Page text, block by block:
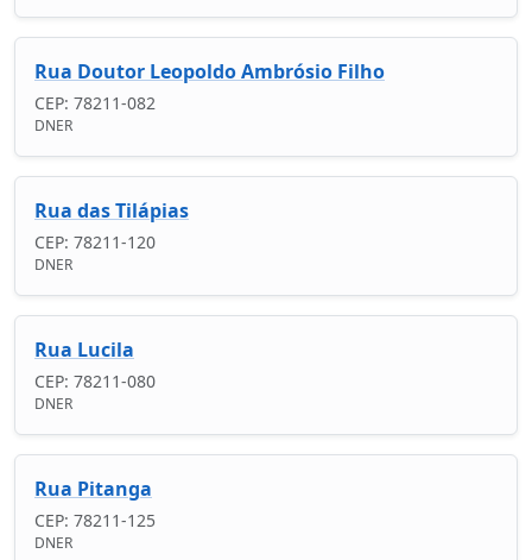
Rua Doutor Leopoldo Ambrósio Filho
CEP: 78211-082
DNER
Rua das Tilápias
CEP: 78211-120
DNER
Rua Lucila
CEP: 78211-080
DNER
Rua Pitanga
CEP: 78211-125
DNER